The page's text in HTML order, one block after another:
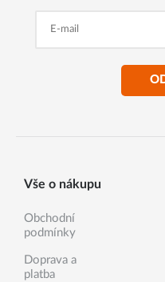
Vše o nákupu
Obchodní
podmínky
Doprava a
platba